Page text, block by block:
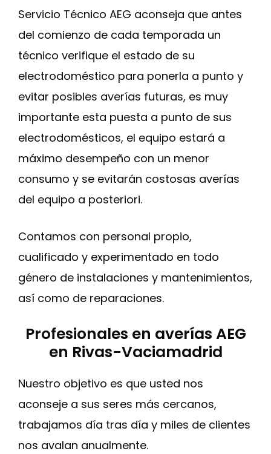
Servicio Técnico AEG aconseja que antes
del comienzo de cada temporada un
técnico verifique el estado de su
electrodoméstico para ponerla a punto y
evitar posibles averías futuras, es muy
importante esta puesta a punto de sus
electrodomésticos, el equipo estará a
máximo desempeño con un menor
consumo y se evitarán costosas averías
del equipo a posteriori.
Contamos con personal propio,
cualificado y experimentado en todo
género de instalaciones y mantenimientos,
así como de reparaciones.
Profesionales en averías AEG
en Rivas-Vaciamadrid
Nuestro objetivo es que usted nos
aconseje a sus seres más cercanos,
trabajamos día tras día y miles de clientes
nos avalan anualmente.